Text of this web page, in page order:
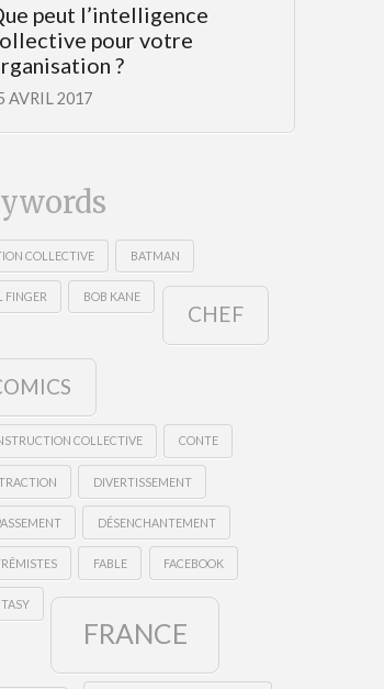
peut l’intelligence
pour votre
?
AVRIL 2017
COLLECTIVE BATMAN
FINGER BOB KANE
CHEF
COLLECTIVE CONTE
DIVERTISSEMENT
DÉSENCHANTEMENT
FABLE FACEBOOK
FRANCE